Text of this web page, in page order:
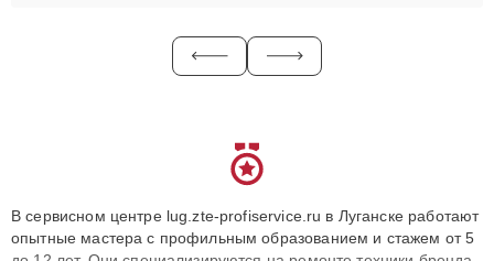
В сервисном центре lug.zte-profiservice.ru в Луганске работают
опытные мастера с профильным образованием и стажем от 5